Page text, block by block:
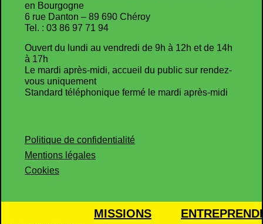
en Bourgogne
6 rue Danton – 89 690 Chéroy
Tel. : 03 86 97 71 94
Ouvert du lundi au vendredi de 9h à 12h et de 14h
à 17h
Le mardi après-midi, accueil du public sur rendez-
vous uniquement
Standard téléphonique fermé le mardi après-midi
Politique de confidentialité
Mentions légales
Cookies
MISSIONS